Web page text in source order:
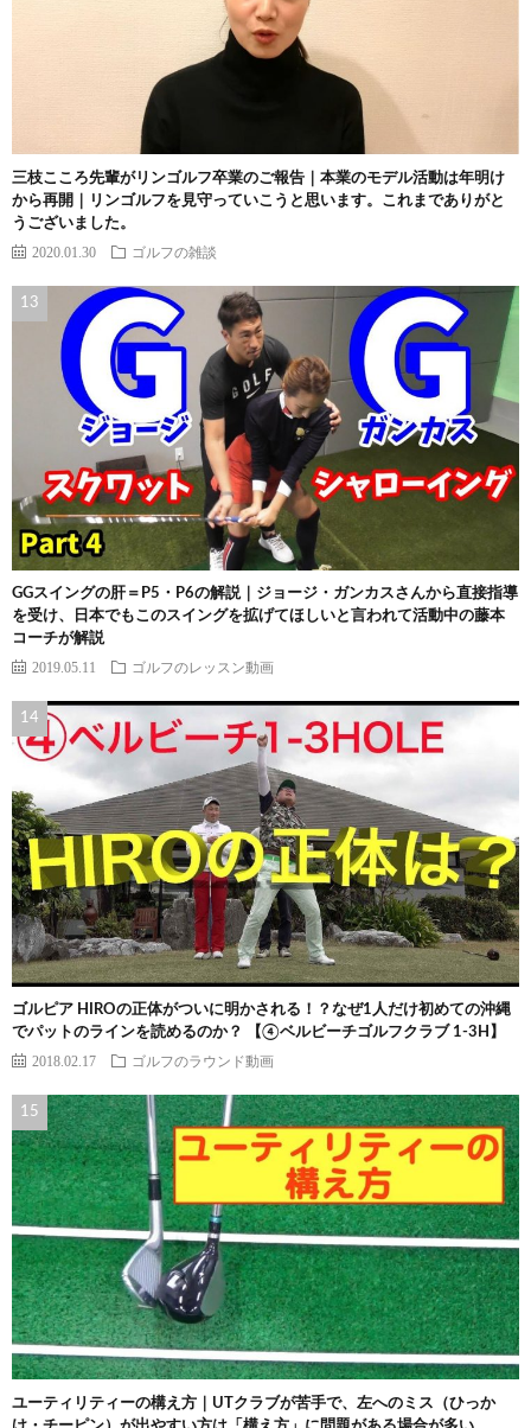
三枝こころ先輩がリンゴルフ卒業のご報告｜本業のモデル活動は年明け
から再開｜リンゴルフを見守っていこうと思います。これまでありがと
うございました。
2020.01.30 ゴルフの雑談
GGスイングの肝＝P5・P6の解説｜ジョージ・ガンカスさんから直接指導
を受け、日本でもこのスイングを拡げてほしいと言われて活動中の藤本
コーチが解説
2019.05.11 ゴルフのレッスン動画
ゴルピア HIROの正体がついに明かされる！？なぜ1人だけ初めての沖縄
でパットのラインを読めるのか？ 【④ベルビーチゴルフクラブ 1-3H】
2018.02.17 ゴルフのラウンド動画
ユーティリティーの構え方｜UTクラブが苦手で、左へのミス（ひっか